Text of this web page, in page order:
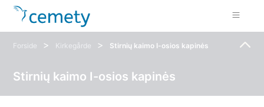
Forside > Kirkegårde > Stirnių kaimo I-osios kapinės
Stirnių kaimo I-osios kapinės